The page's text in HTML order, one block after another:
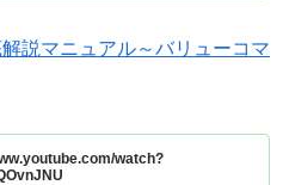
説マニュアル～バリューコマ
watch?